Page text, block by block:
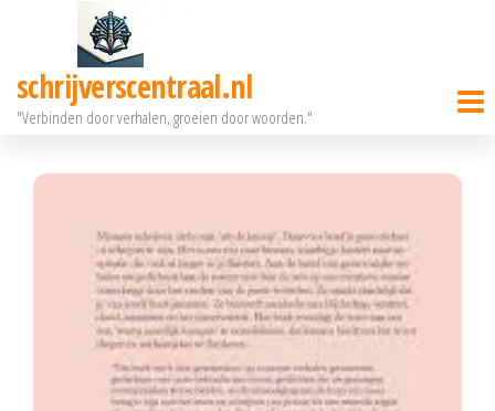
deschrijverscentraal.nl
"Verbinden door verhalen, groeien door woorden."